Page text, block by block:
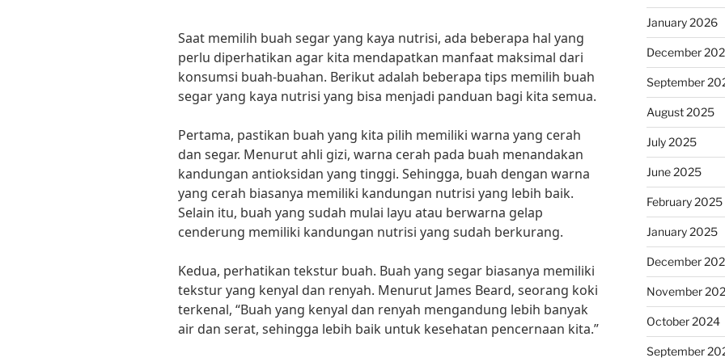
Saat memilih buah segar yang kaya nutrisi, ada beberapa hal yang
perlu diperhatikan agar kita mendapatkan manfaat maksimal dari
konsumsi buah-buahan. Berikut adalah beberapa tips memilih buah
segar yang kaya nutrisi yang bisa menjadi panduan bagi kita semua.
Pertama, pastikan buah yang kita pilih memiliki warna yang cerah
dan segar. Menurut ahli gizi, warna cerah pada buah menandakan
kandungan antioksidan yang tinggi. Sehingga, buah dengan warna
yang cerah biasanya memiliki kandungan nutrisi yang lebih baik.
Selain itu, buah yang sudah mulai layu atau berwarna gelap
cenderung memiliki kandungan nutrisi yang sudah berkurang.
Kedua, perhatikan tekstur buah. Buah yang segar biasanya memiliki
tekstur yang kenyal dan renyah. Menurut James Beard, seorang koki
terkenal, “Buah yang kenyal dan renyah mengandung lebih banyak
air dan serat, sehingga lebih baik untuk kesehatan pencernaan kita.”
January 2026
December
September
August 2025
July 2025
June 2025
February 2025
January 2025
December
November
October 2024
September